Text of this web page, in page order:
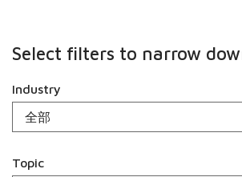
Select filters to narrow
Industry
Topic